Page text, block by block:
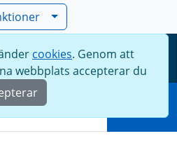
Meny
cookies. Genom att
webbplats accepterar du